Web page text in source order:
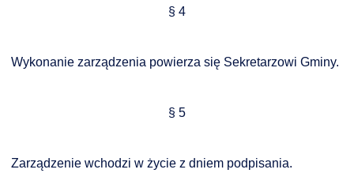
§ 4
Wykonanie zarządzenia powierza się Sekretarzowi Gminy.
§ 5
Zarządzenie wchodzi w życie z dniem podpisania.